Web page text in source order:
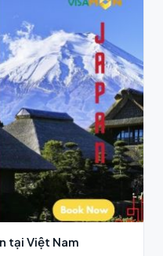
tại Việt Nam